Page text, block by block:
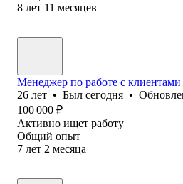
8 лет 11 месяцев
Менеджер по работе с клиентами
26 лет • Был сегодня •
100 000 ₽
Активно ищет работу
Общий опыт
7 лет 2 месяца